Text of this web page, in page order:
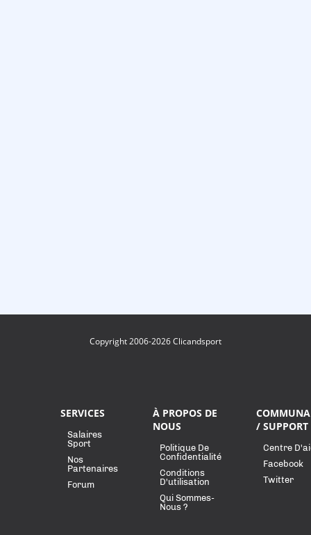
Copyright 2006-2026 Clicandsport
SERVICES
Salaires
Sport
Nos
Partenaires
Forum
À PROPOS DE
NOUS
Politique De
Confidentialité
Conditions
D'utilisation
Qui Sommes-
Nous ?
/ SUPPORT
Centre
Facebook
Twitter